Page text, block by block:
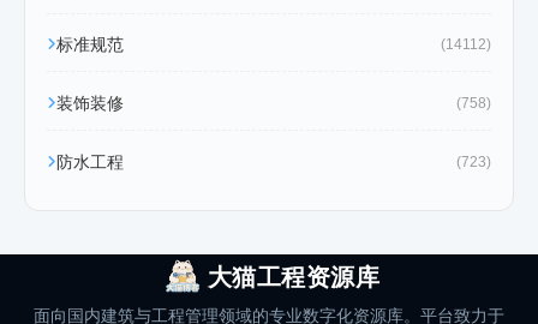
标准规范 (14112)
装饰装修 (758)
防水工程 (723)
大猫工程资源库
面向国内建筑与工程管理领域的专业数字化资源库。平台致力于